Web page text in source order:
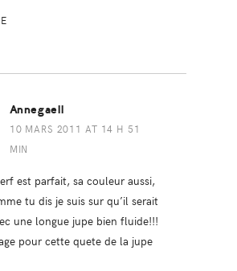
Annegaell
10 MARS 2011 AT 14 H 51
MIN
est parfait, sa couleur aussi,
tu dis je suis sur qu’il serait
une longue jupe bien fluide!!!
pour cette quete de la jupe